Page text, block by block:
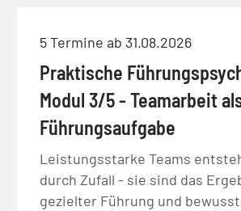
5 Termine ab 31.08.2026
Praktische
Modul 3/5 - Teamarbeit
Führungsaufgabe
Leistungsstarke Teams
durch Zufall - sie sind das
gezielter Führung und